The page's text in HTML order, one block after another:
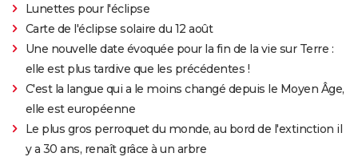
Lunettes pour l'éclipse
Carte de l'éclipse solaire du 12 août
Une nouvelle date évoquée pour la fin de la vie sur Terre :
elle est plus tardive que les précédentes !
C'est la langue qui a le moins changé depuis le Moyen Âge,
elle est européenne
Le plus gros perroquet du monde, au bord de l'extinction il
y a 30 ans, renaît grâce à un arbre